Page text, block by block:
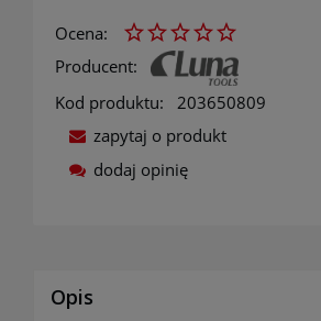
Ocena:
Producent:
Kod produktu:
203650809
zapytaj o produkt
dodaj opinię
Opis